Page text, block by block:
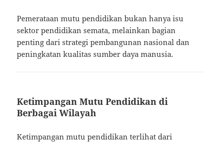
Pemerataan mutu pendidikan bukan hanya isu
sektor pendidikan semata, melainkan bagian
penting dari strategi pembangunan nasional dan
peningkatan kualitas sumber daya manusia.
Ketimpangan Mutu Pendidikan di
Berbagai Wilayah
Ketimpangan mutu pendidikan terlihat dari